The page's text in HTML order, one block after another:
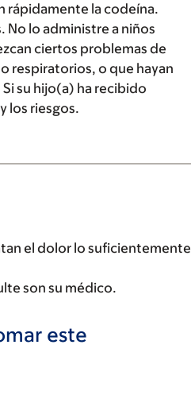
rápidamente la codeína.
No lo administre a niños
ciertos problemas de
respiratorios, o que hayan
su hijo(a) ha recibido
los riesgos.
el dolor lo suficientemente
son su médico.
este